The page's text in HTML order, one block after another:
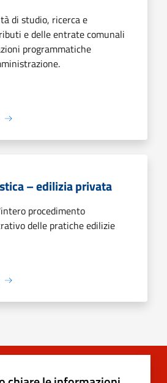
di studio, ricerca e
e delle entrate comunali
programmatiche
– edilizia privata
procedimento
delle pratiche edilizie